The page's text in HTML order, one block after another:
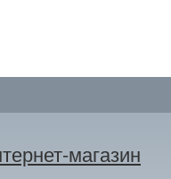
магазин